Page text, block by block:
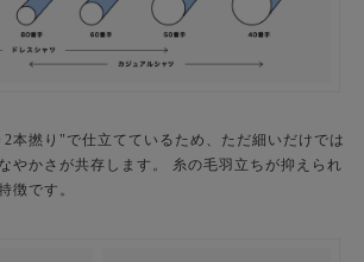
本撚り"で仕立てているため、ただ細いだけでは
やかさが共存します。 糸の毛羽立ちが抑えられ
徴です。